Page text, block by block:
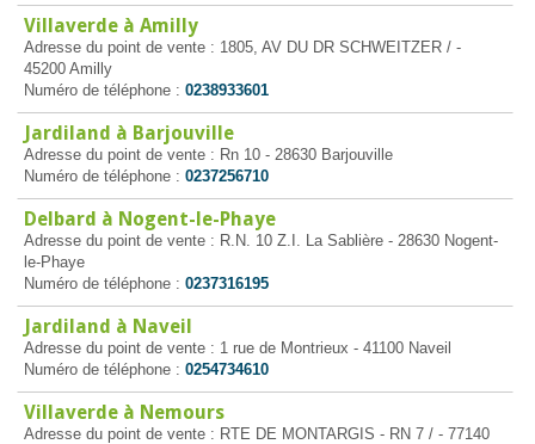
Villaverde à Amilly
Adresse du point de vente : 1805, AV DU DR SCHWEITZER / -
45200 Amilly
Numéro de téléphone : 0238933601
Jardiland à Barjouville
Adresse du point de vente : Rn 10 - 28630 Barjouville
Numéro de téléphone : 0237256710
Delbard à Nogent-le-Phaye
Adresse du point de vente : R.N. 10 Z.I. La Sablière - 28630 Nogent-
le-Phaye
Numéro de téléphone : 0237316195
Jardiland à Naveil
Adresse du point de vente : 1 rue de Montrieux - 41100 Naveil
Numéro de téléphone : 0254734610
Villaverde à Nemours
Adresse du point de vente : RTE DE MONTARGIS - RN 7 / - 77140